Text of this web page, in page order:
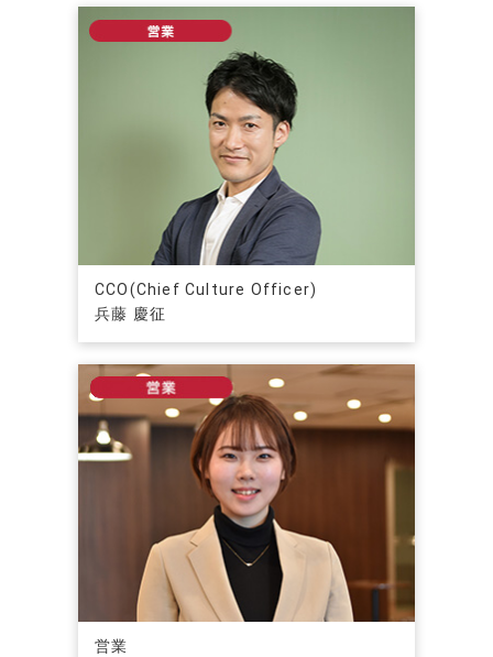
CCO(Chief Culture Officer)
兵藤 慶征
営業